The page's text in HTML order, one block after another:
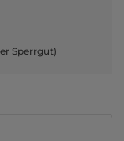
Sperrgut)